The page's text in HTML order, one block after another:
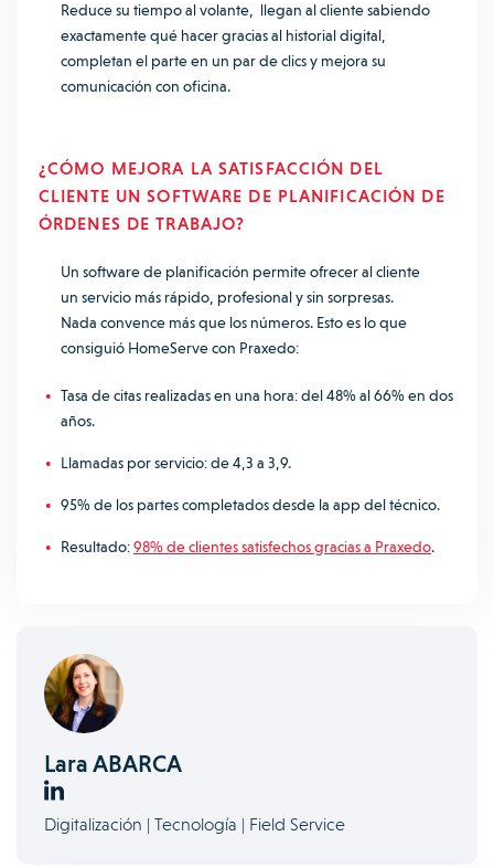
Reduce su tiempo al volante, llegan al cliente sabiendo
exactamente qué hacer gracias al historial digital,
completan el parte en un par de clics y mejora su
comunicación con oficina.
¿CÓMO MEJORA LA SATISFACCIÓN DEL
CLIENTE UN SOFTWARE DE PLANIFICACIÓN DE
ÓRDENES DE TRABAJO?
Un software de planificación permite ofrecer al cliente
un servicio más rápido, profesional y sin sorpresas.
Nada convence más que los números. Esto es lo que
consiguió HomeServe con Praxedo:
Tasa de citas realizadas en una hora: del 48% al 66% en dos
años.
Llamadas por servicio: de 4,3 a 3,9.
95% de los partes completados desde la app del técnico.
Resultado:98% de clientes satisfechos gracias a Praxedo.
Lara ABARCA
Digitalización | Tecnología | Field Service